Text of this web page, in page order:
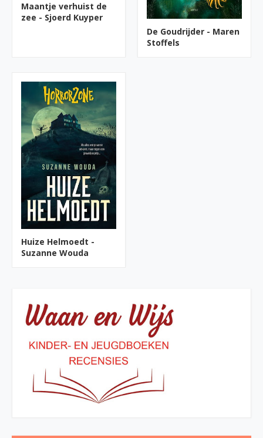
Maantje verhuist de
zee - Sjoerd Kuyper
De Goudrijder - Maren
Stoffels
Huize Helmoedt -
Suzanne Wouda